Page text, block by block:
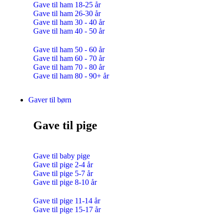
Gave til ham 18-25 år
Gave til ham 26-30 år
Gave til ham 30 - 40 år
Gave til ham 40 - 50 år
Gave til ham 50 - 60 år
Gave til ham 60 - 70 år
Gave til ham 70 - 80 år
Gave til ham 80 - 90+ år
Gaver til børn
Gave til pige
Gave til baby pige
Gave til pige 2-4 år
Gave til pige 5-7 år
Gave til pige 8-10 år
Gave til pige 11-14 år
Gave til pige 15-17 år